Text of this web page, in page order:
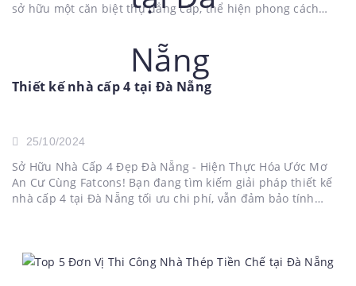
sở hữu một căn biệt thự đẳng cấp, thể hiện phong cách
Thiết kế nhà cấp 4 tại Đà Nẵng
25/10/2024
Sở Hữu Nhà Cấp 4 Đẹp Đà Nẵng - Hiện Thực Hóa Ước Mơ
An Cư Cùng Fatcons! Bạn đang tìm kiếm giải pháp thiết kế
nhà cấp 4 tại Đà Nẵng tối ưu chi phí, vẫn đảm bảo tính